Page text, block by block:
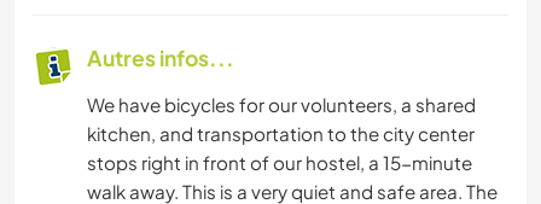
Autres infos...
We have bicycles for our volunteers, a shared
kitchen, and transportation to the city center
stops right in front of our hostel, a 15-minute
walk away. This is a very quiet and safe area. The